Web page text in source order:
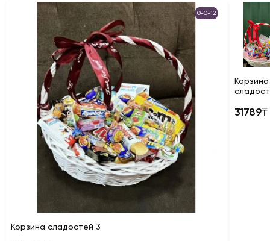
0-0-12
Корзина сладостей 3
Корзина
31789₸